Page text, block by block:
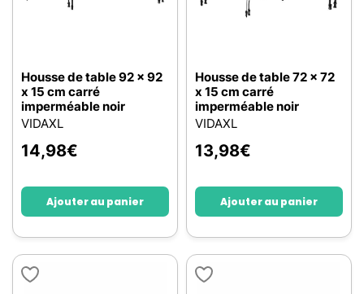
Housse de table 92 x 92
x 15 cm carré
imperméable noir
VIDAXL
14,98€
Ajouter au panier
Housse de table 72 x 72
x 15 cm carré
imperméable noir
VIDAXL
13,98€
Ajouter au panier